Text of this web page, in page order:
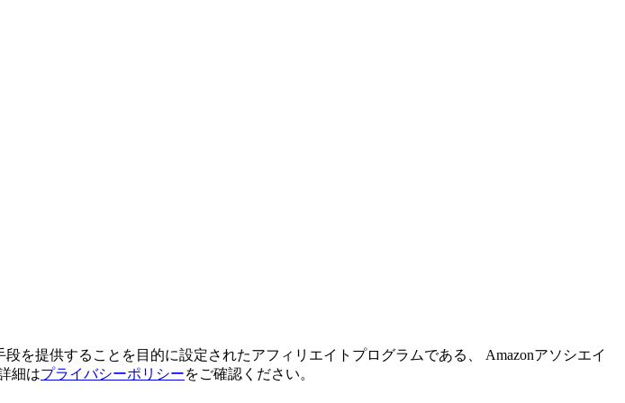
を提供することを目的に設定されたアフィリエイトプログラムである、 Amazonアソシエイ
細はプライバシーポリシーをご確認ください。